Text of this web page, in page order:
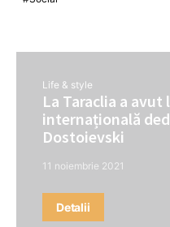
Life & style
La Taraclia a
internațională
Dostoievski
11 noiembrie 2021
Detalii